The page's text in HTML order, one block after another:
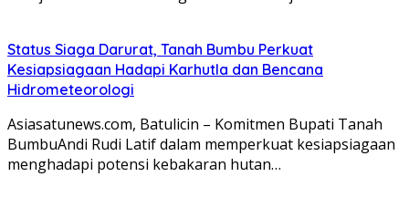
Status Siaga Darurat, Tanah Bumbu Perkuat
Kesiapsiagaan Hadapi Karhutla dan Bencana
Hidrometeorologi
Asiasatunews.com, Batulicin – Komitmen Bupati Tanah
BumbuAndi Rudi Latif dalam memperkuat kesiapsiagaan
menghadapi potensi kebakaran hutan…